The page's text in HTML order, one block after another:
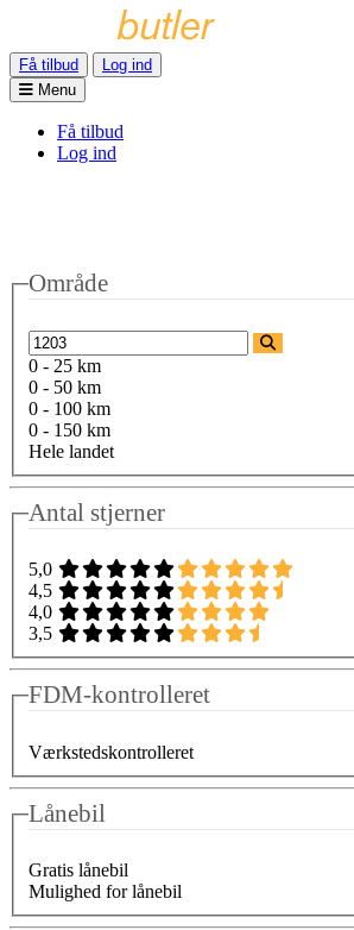
Få tilbud
Log ind
Menu
Få tilbud
Log ind
Område
0 - 25 km
0 - 50 km
0 - 100 km
0 - 150 km
Hele landet
Antal stjerner
5,0
4,5
4,0
3,5
FDM-kontrolleret
Værkstedskontrolleret
Lånebil
Gratis lånebil
Mulighed for lånebil